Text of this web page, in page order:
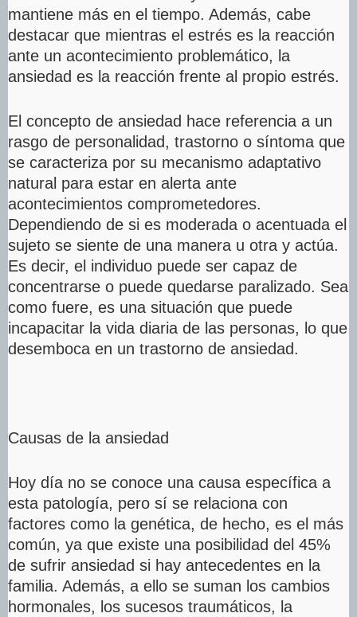
mantiene más en el tiempo. Además, cabe
destacar que mientras el estrés es la reacción
ante un acontecimiento problemático, la
ansiedad es la reacción frente al propio estrés.
El concepto de ansiedad hace referencia a un
rasgo de personalidad, trastorno o síntoma que
se caracteriza por su mecanismo adaptativo
natural para estar en alerta ante
acontecimientos comprometedores.
Dependiendo de si es moderada o acentuada el
sujeto se siente de una manera u otra y actúa.
Es decir, el individuo puede ser capaz de
concentrarse o puede quedarse paralizado. Sea
como fuere, es una situación que puede
incapacitar la vida diaria de las personas, lo que
desemboca en un trastorno de ansiedad.
Causas de la ansiedad
Hoy día no se conoce una causa específica a
esta patología, pero sí se relaciona con
factores como la genética, de hecho, es el más
común, ya que existe una posibilidad del 45%
de sufrir ansiedad si hay antecedentes en la
familia. Además, a ello se suman los cambios
hormonales, los sucesos traumáticos, la